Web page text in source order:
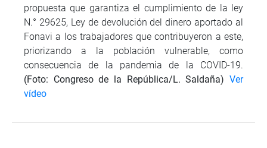
propuesta que garantiza el cumplimiento de la ley
N.° 29625, Ley de devolución del dinero aportado al
Fonavi a los trabajadores que contribuyeron a este,
priorizando a la población vulnerable, como
consecuencia de la pandemia de la COVID-19.
(Foto: Congreso de la República/L. Saldaña) Ver
vídeo